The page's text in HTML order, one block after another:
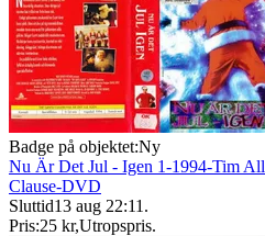
Badge på objektet:Ny
Nu Är Det Jul - Igen 1-1994-Tim
Clause-DVD
Sluttid13 aug 22:11 .
Pris:25 kr,Utropspris.